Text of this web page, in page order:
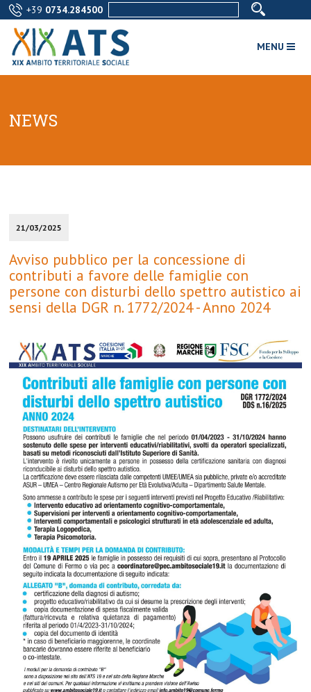
+39 0734.284500
MENU
NEWS
21/03/2025
Avviso pubblico per la concessione di
contributi a favore delle famiglie con
persone con disturbi dello spettro autistico ai
sensi della DGR n. 1772/2024 - Anno 2024